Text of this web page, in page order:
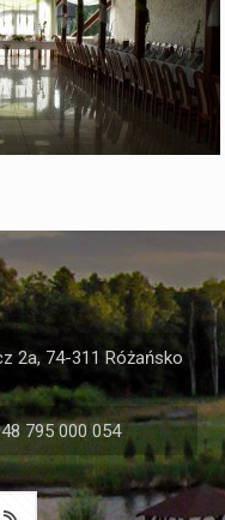
2a, 74-311 Różańsko
795 000 054